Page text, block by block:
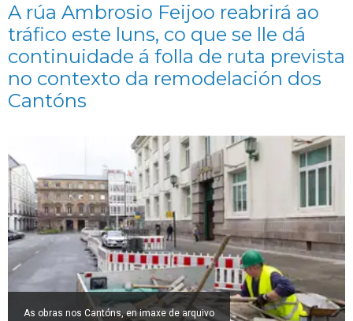
A rúa Ambrosio Feijoo reabrirá ao
tráfico este luns, co que se lle dá
continuidade á folla de ruta prevista
no contexto da remodelación dos
Cantóns
As obras nos Cantóns, en imaxe de arquivo